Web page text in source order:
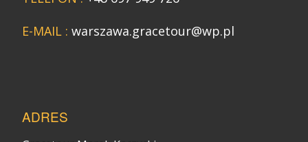
E-MAIL : warszawa.gracetour@wp.pl
ADRES